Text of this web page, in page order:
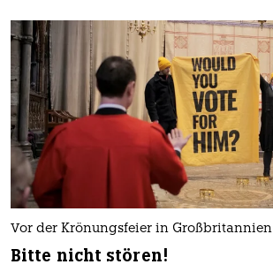
Vor der Krönungsfeier in Großbritannien
Bitte nicht stören!